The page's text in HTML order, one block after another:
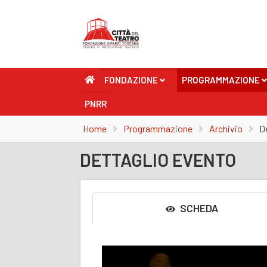
FONDAZIONE
+
PROGRAMMAZIONE
PNRR
Home Programmazione Archivio
DETTAGLIO EVENTO
SCHEDA